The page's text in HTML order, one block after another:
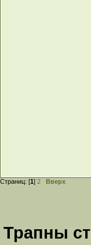
Страниц: [1] 2 Вверх
Трапны